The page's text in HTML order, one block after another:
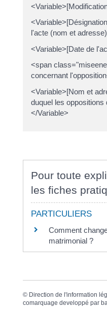
l'acte (nom et
<Variable>[Date de
<span
concernant
<Variable>[Nom et
duquel les oppositions
</Variable>
Pour toute
les fiches
PARTICULIERS
Comment
matrimonial ?
© Direction de l'information
comarquage developpé par